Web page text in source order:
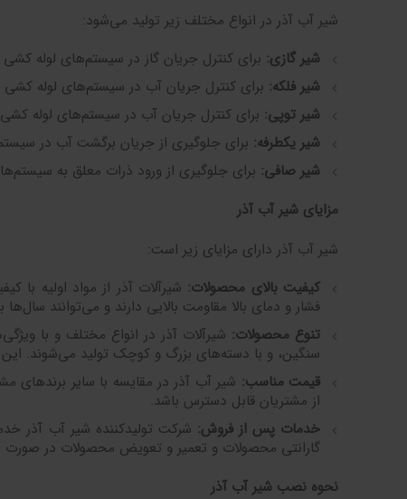
شیر آب آذر در انواع مختلف زیر تولید می‌شود:
شیر گازی: برای کنترل جریان گاز در سیستم‌های لوله
شیر فلکه: برای کنترل جریان آب در سیستم‌های لوله
شیر توپی: برای کنترل جریان آب در سیستم‌های لوله
شیر یکطرفه: برای جلوگیری از جریان برگشت آب در
شیر صافی: برای جلوگیری از ورود ذرات معلق به
مزایای شیر آب آذر
شیر آب آذر دارای مزایای زیر است:
کیفیت بالای محصولات: شیرآلات آذر از مواد اولیه با
فشار و دمای بالا مقاومت بالایی دارند و می‌توانند
تنوع محصولات: شیرآلات آذر در انواع مختلف و با
سنگین، و با دسته‌های بزرگ و کوچک تولید می‌شوند. این
قیمت مناسب: شیر آب آذر در مقایسه با سایر
از مشتریان قابل دسترس باشد.
خدمات پس از فروش: شرکت تولیدکننده شیر آب آذر
گارانتی محصولات و تعمیر و تعویض محصولات در صورت
نحوه نصب شیر آب آذر